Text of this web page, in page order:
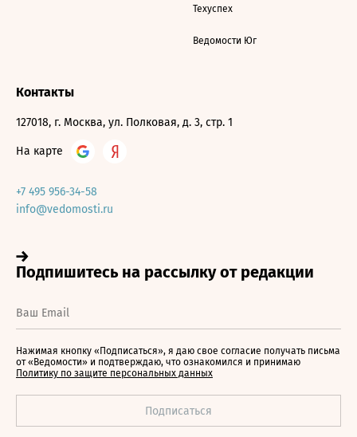
Техуспех
Ведомости Юг
Контакты
127018, г. Москва, ул. Полковая, д. 3, стр. 1
На карте
+7 495 956-34-58
info@vedomosti.ru
Нажимая кнопку «Подписаться», я даю свое согласие получать письма
от «Ведомости» и подтверждаю, что ознакомился и принимаю
Политику по защите персональных данных